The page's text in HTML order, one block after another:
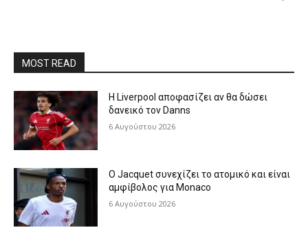
MOST READ
Η Liverpool αποφασίζει αν θα δώσει
δανεικό τον Danns
6 Αυγούστου 2026
Ο Jacquet συνεχίζει το ατομικό και είναι
αμφίβολος για Monaco
6 Αυγούστου 2026